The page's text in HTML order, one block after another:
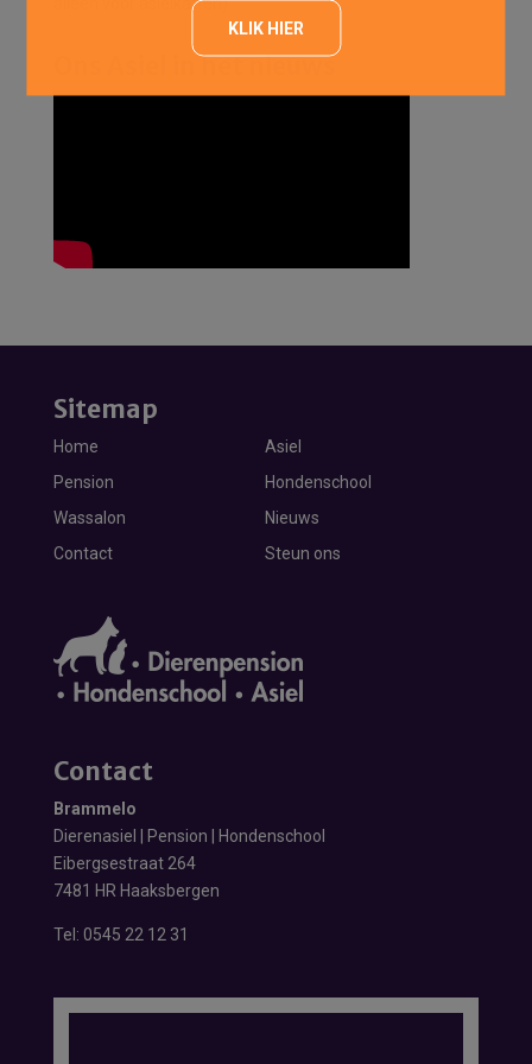
Ons Asiel in het nieuws
KLIK HIER
Sitemap
Home
Asiel
Pension
Hondenschool
Wassalon
Nieuws
Contact
Steun ons
Contact
Brammelo
Dierenasiel | Pension | Hondenschool
Eibergsestraat 264
7481 HR Haaksbergen
Tel: 0545 22 12 31